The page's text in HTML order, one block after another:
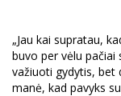
„Jau kai supratau,
buvo per vėlu pačiai
važiuoti gydytis, bet
manė, kad pavyks